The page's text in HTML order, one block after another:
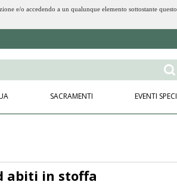
e/o accedendo a un qualunque elemento sottostante
SACRAMENTI EVENTI
abiti in stoffa